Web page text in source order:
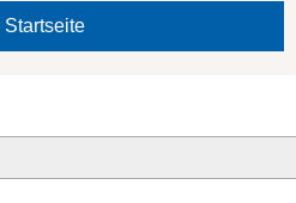
Startseite